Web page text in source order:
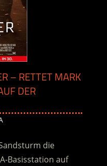
– RETTET MARK
DER
die
Basisstation auf